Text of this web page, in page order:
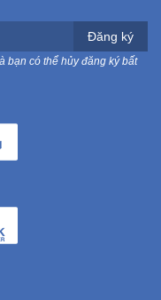
Đăng ký
bạn có thể hủy đăng ký bất